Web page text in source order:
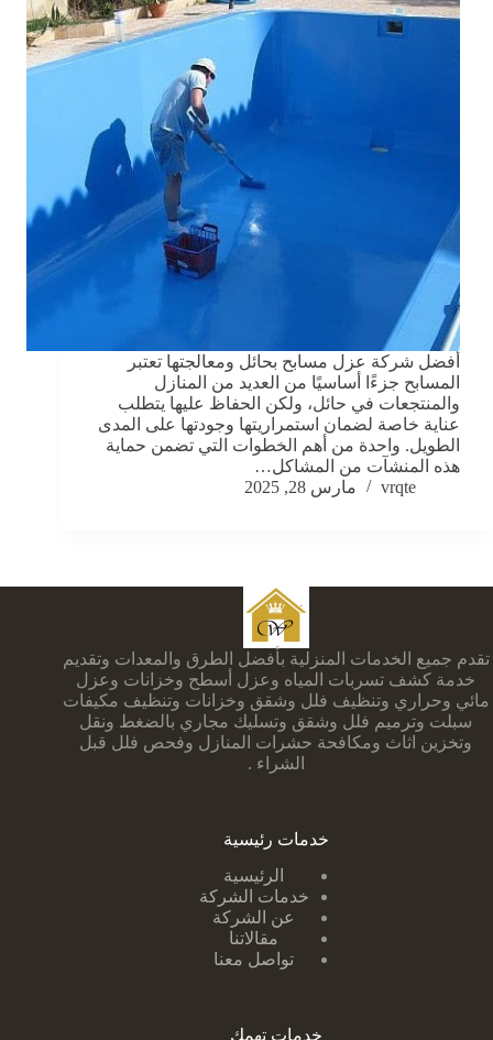
أفضل شركة عزل مسابح بحائل ومعالجتها تعتبر
المسابح جزءًا أساسيًا من العديد من المنازل
والمنتجعات في حائل، ولكن الحفاظ عليها يتطلب
عناية خاصة لضمان استمراريتها وجودتها على المدى
الطويل. واحدة من أهم الخطوات التي تضمن حماية
هذه المنشآت من المشاكل…
vrqte
مارس 28, 2025
تقدم جميع الخدمات المنزلية بأفضل الطرق والمعدات وتقديم
خدمة كشف تسربات المياه وعزل أسطح وخزانات وعزل
مائي وحراري وتنظيف فلل وشقق وخزانات وتنظيف مكيفات
سبلت وترميم فلل وشقق وتسليك مجاري بالضغط ونقل
وتخزين اثاث ومكافحة حشرات المنازل وفحص فلل قبل
الشراء .
خدمات رئيسية
الرئيسية
خدمات الشركة
عن الشركة
مقالاتنا
تواصل معنا
خدمات تهمك